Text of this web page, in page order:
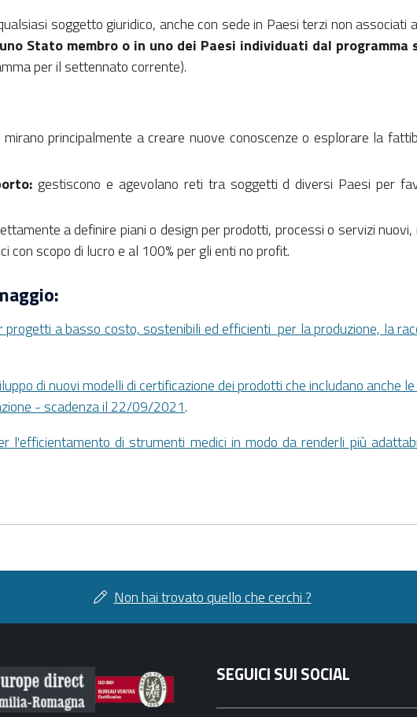
soggetto giuridico, anche con sede in Paesi terzi non associati
Stato membro o in uno dei Paesi individuati dal programma
per il settennato corrente).
mirano principalmente a creare nuove conoscenze o esplorare la
gestiscono e agevolano reti tra soggetti d diversi Paesi per
a definire piani o design per prodotti, processi o servizi
con scopo di lucro e al 100% per gli enti no profit.
progetti a basso costo, sostenibili ed efficienti per la produzione, la
di nuovi modelli di certificazione dei prodotti che includano anche
- scadenza il 22/09/2021.
l'efficientamento di strumenti medici in modo da renderli più
Non hai trovato quello che cerchi ?
SEGUICI SUI SOCIAL